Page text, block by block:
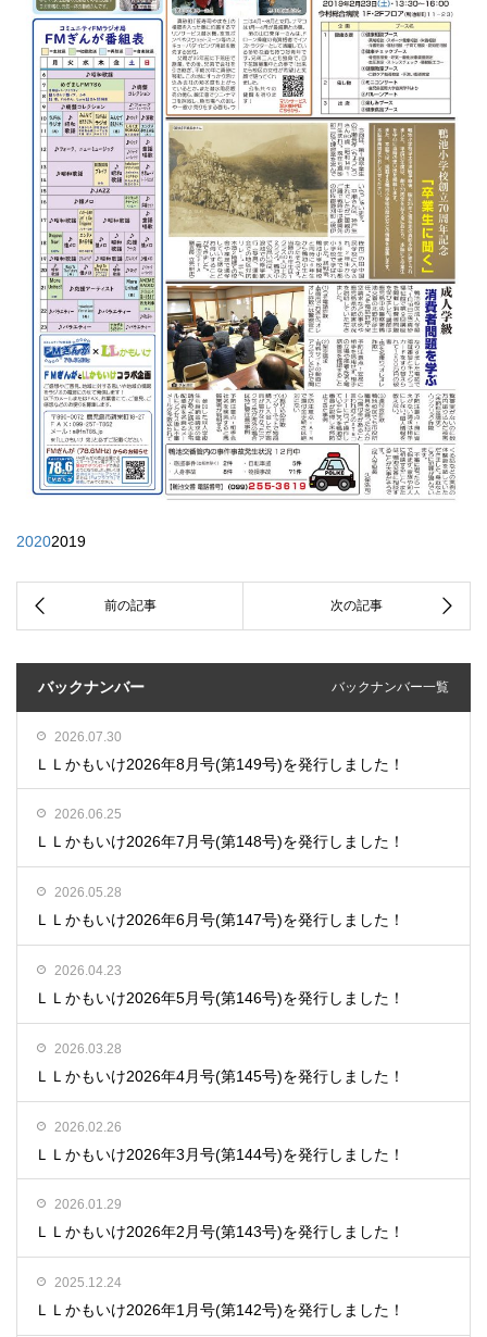
20202019
バックナンバー バックナンバー一覧
2026.07.30
ＬＬかもいけ2026年8月号(第149号)を発行しました！
2026.06.25
ＬＬかもいけ2026年7月号(第148号)を発行しました！
2026.05.28
ＬＬかもいけ2026年6月号(第147号)を発行しました！
2026.04.23
ＬＬかもいけ2026年5月号(第146号)を発行しました！
2026.03.28
ＬＬかもいけ2026年4月号(第145号)を発行しました！
2026.02.26
ＬＬかもいけ2026年3月号(第144号)を発行しました！
2026.01.29
ＬＬかもいけ2026年2月号(第143号)を発行しました！
2025.12.24
ＬＬかもいけ2026年1月号(第142号)を発行しました！